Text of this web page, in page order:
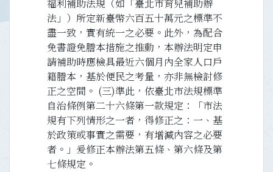
福利補助法規（如「臺北市育兒補助辦
法」）所定新臺幣六百五十萬元之標準不
盡一致，實有統一之必要。此外，為配合
免書證免謄本措施之推動，本辦法明定申
請補助時應檢具最近六個月內全家人口戶
籍謄本，基於便民之考量，亦非無檢討修
正之空間。 (三)準此，依臺北市法規標準
自治條例第二十六條第一款規定：「市法
規有下列情形之一者，得修正之：一、基
於政策或事實之需要，有增減內容之必要
者。」爰修正本辦法第五條、第六條及第
七條規定。